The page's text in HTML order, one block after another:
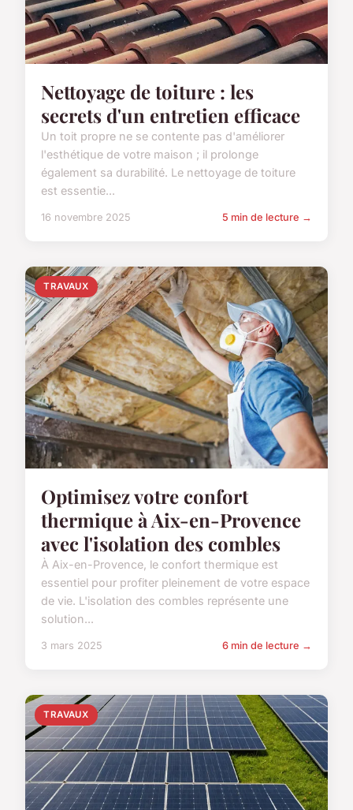
Nettoyage de toiture : les
secrets d'un entretien efficace
Un toit propre ne se contente pas d'améliorer
l'esthétique de votre maison ; il prolonge
également sa durabilité. Le nettoyage de toiture
est essentie...
16 novembre 2025 5 min de lecture →
TRAVAUX
Optimisez votre confort
thermique à Aix-en-Provence
avec l'isolation des combles
À Aix-en-Provence, le confort thermique est
essentiel pour profiter pleinement de votre espace
de vie. L'isolation des combles représente une
solution...
3 mars 2025 6 min de lecture →
TRAVAUX